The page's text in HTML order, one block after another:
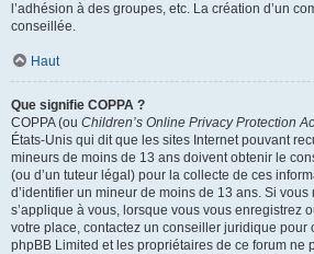
l’adhésion à des groupes, etc. La création d’un
conseillée.
Haut
Que signifie COPPA ?
COPPA (ou Children’s Online Privacy Protection
États-Unis qui dit que les sites Internet pouvant
mineurs de moins de 13 ans doivent obtenir le
(ou d’un tuteur légal) pour la collecte de ces
d’identifier un mineur de moins de 13 ans. Si vous
s’applique à vous, lorsque vous vous enregistrez
votre place, contactez un conseiller juridique pour
phpBB Limited et les propriétaires de ce forum ne